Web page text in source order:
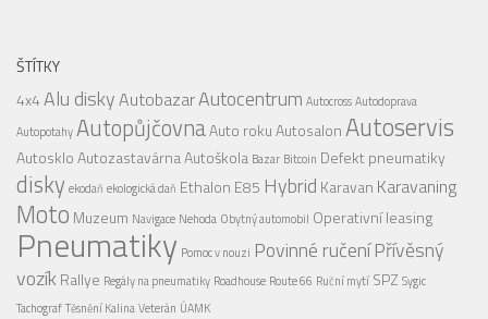
ŠTÍTKY
4x4Alu diskyAutobazarAutocentrum AutocrossAutodoprava
AutopotahyAutopůjčovnaAuto rokuAutosalonAutoservis
AutoskloAutozastavárnaAutoškola Bazar Bitcoin Defekt pneumatiky
disky ekodaň ekologická daň Ethalon E85 Hybrid Karavan Karavaning
Moto Muzeum Navigace Nehoda Obytný automobil Operativní leasing
Pneumatiky Pomoc v nouzi Povinné ručeníPřívěsný
vozíkRallye Regály na pneumatiky Roadhouse Route 66 Ruční mytí SPZ Sygic
TachografTěsnění KalinaVeterán ÚAMK